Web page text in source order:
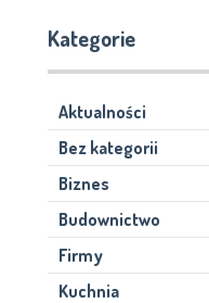
Kategorie
Aktualności
Bez kategorii
Biznes
Budownictwo
Firmy
Kuchnia